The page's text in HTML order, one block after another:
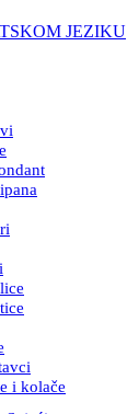
JEZIKU
i kolače